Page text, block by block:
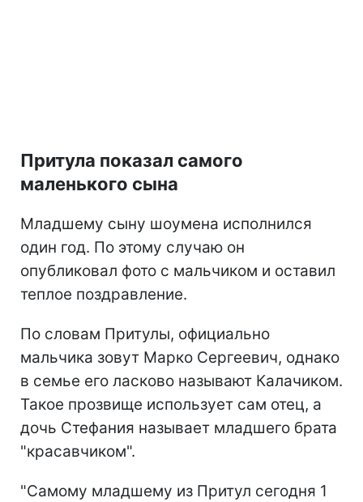
Притула показал самого
маленького сына
Младшему сыну шоумена исполнился
один год. По этому случаю он
опубликовал фото с мальчиком и оставил
теплое поздравление.
По словам Притулы, официально
мальчика зовут Марко Сергеевич, однако
в семье его ласково называют Калачиком.
Такое прозвище использует сам отец, а
дочь Стефания называет младшего брата
"красавчиком".
"Самому младшему из Притул сегодня 1